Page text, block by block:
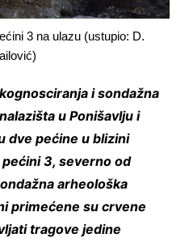
3 na ulazu (ustupio: D.
i sondažna
u Ponišavlju i
dve pećine u blizini
3, severno od
arheološka
primećene su crvene
tragove jedine